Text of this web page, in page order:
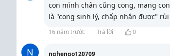
con mình chân cũng cong, mang
là "cong sinh lý, chấp nhận được"
16 năm trước Trả lời 0
N nghengo120709